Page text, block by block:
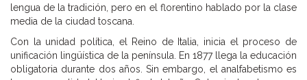
lengua de la tradición, pero en el florentino hablado por la clase
media de la ciudad toscana.
Con la unidad política, el Reino de Italia, inicia el proceso de
unificación lingüística de la península. En 1877 llega la educación
obligatoria durante dos años. Sin embargo, el analfabetismo es